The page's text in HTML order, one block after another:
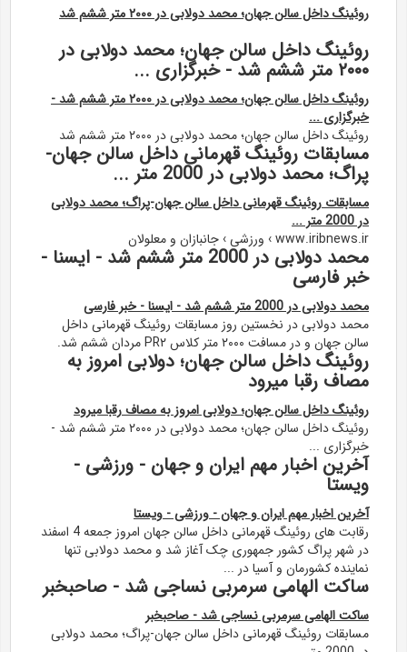
روئینگ داخل سالن جهان؛ محمد دولابی در ۲۰۰۰ متر ششم شد
روئینگ داخل سالن جهان؛ محمد دولابی در
۲۰۰۰ متر ششم شد - خبرگزاری ...
روئینگ داخل سالن جهان؛ محمد دولابی در ۲۰۰۰ متر ششم شد -
خبرگزاری ...
روئینگ داخل سالن جهان؛ محمد دولابی در ۲۰۰۰ متر ششم شد
مسابقات روئینگ قهرمانی داخل سالن جهان-
پراگ؛ محمد دولابی در 2000 متر ...
مسابقات روئینگ قهرمانی داخل سالن جهان-پراگ؛ محمد دولابی
در 2000 متر ...
www.iribnews.ir › ورزشی › جانبازان و معلولان
محمد دولابی در 2000 متر ششم شد - ایسنا -
خبر فارسی
محمد دولابی در 2000 متر ششم شد - ایسنا - خبر فارسی
محمد دولابی در نخستین روز مسابقات روئینگ قهرمانی داخل
سالن جهان و در مسافت ۲۰۰۰ متر کلاس PR۲ مردان ششم شد.
روئینگ داخل سالن جهان؛ دولابی امروز به
مصاف رقبا میرود
روئینگ داخل سالن جهان؛ دولابی امروز به مصاف رقبا میرود
روئینگ داخل سالن جهان؛ محمد دولابی در ۲۰۰۰ متر ششم شد -
خبرگزاری ...
آخرین اخبار مهم ایران و جهان - ورزشی -
ویستا
آخرین اخبار مهم ایران و جهان - ورزشی - ویستا
رقابت های روئینگ قهرمانی داخل سالن جهان امروز جمعه 4 اسفند
در شهر پراگ کشور جمهوری چک آغاز شد و محمد دولابی تنها
نماینده کشورمان و آسیا در ...
ساکت الهامی سرمربی نساجی شد - صاحبخبر
ساکت الهامی سرمربی نساجی شد - صاحبخبر
مسابقات روئینگ قهرمانی داخل سالن جهان-پراگ؛ محمد دولابی